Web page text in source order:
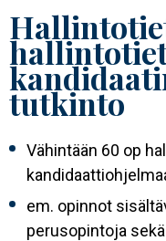
tutkinto
Vähintään 60 op
em. opinnot
perusopintoja